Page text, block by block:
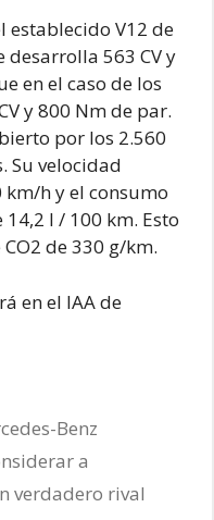
establecido V12 de
desarrolla 563 CV y
en el caso de los
y 800 Nm de par.
por los 2.560
Su velocidad
h y el consumo
l / 100 km. Esto
de 330 g/km.
en el IAA de
Benz
a
verdadero rival